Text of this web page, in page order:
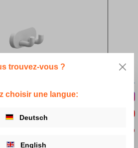
patère double
trouvez-vous ?
choisir une langue:
Deutsch
English